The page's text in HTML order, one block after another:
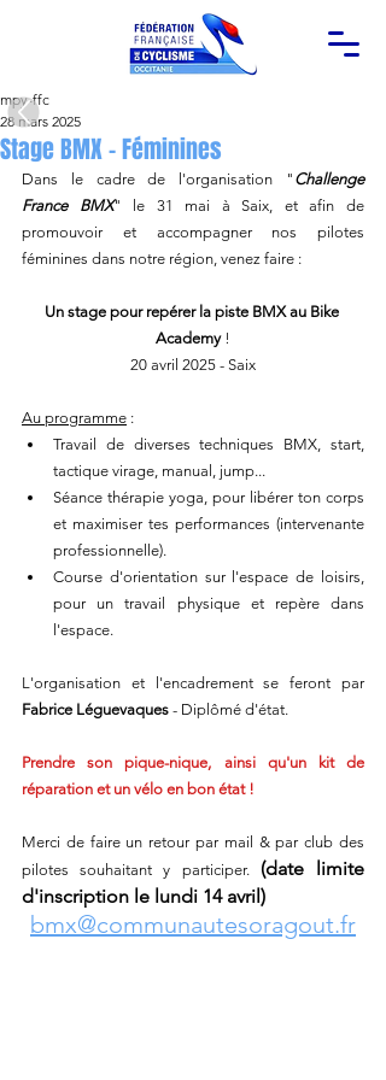
Stage BMX - Féminines
mpy-ffc
28 mars 2025
Dans le cadre de l'organisation " Challenge
France BMX" le 31 mai à Saix, et afin de
promouvoir et accompagner nos pilotes
féminines dans notre région, venez faire :
Un stage pour repérer la piste BMX au Bike
Academy !
20 avril 2025 - Saix
Au programme :
Travail de diverses techniques BMX, start,
tactique virage, manual, jump...
Séance thérapie yoga, pour libérer ton corps
et maximiser tes performances (intervenante
professionnelle).
Course d'orientation sur l'espace de loisirs,
pour un travail physique et repère dans
l'espace.
L'organisation et l'encadrement se feront par
Fabrice Léguevaques - Diplômé d'état.
Prendre son pique-nique, ainsi qu'un kit de
réparation et un vélo en bon état !
Merci de faire un retour par mail & par club des
pilotes souhaitant y participer. (date limite
d'inscription le lundi 14 avril)
bmx@communautesoragout.fr